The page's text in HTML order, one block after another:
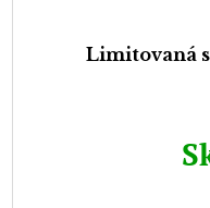
Limitovaná